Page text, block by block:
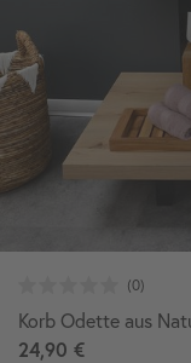
Korb Odette aus
24,90 €